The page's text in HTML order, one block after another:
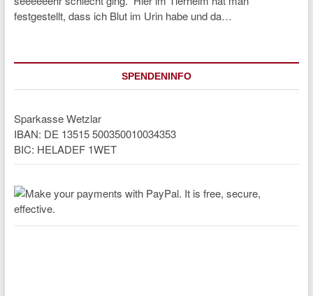
festgestellt, dass ich Blut im Urin habe und da…
SPENDENINFO
Sparkasse Wetzlar
IBAN: DE 13515 500350010034353
BIC: HELADEF 1WET